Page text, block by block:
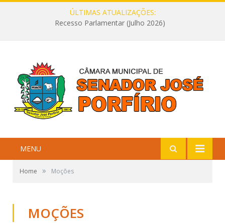
ÚLTIMAS ATUALIZAÇÕES:
Recesso Parlamentar (Julho 2026)
MENU
Home » Moções
MOÇÕES